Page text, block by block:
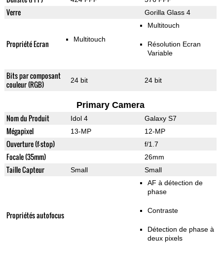
Verre Gorilla Glass 4
Propriété Ecran Multitouch
Multitouch
Résolution Ecran
Variable
Bits par composant
couleur (RGB)
24 bit 24 bit
Primary Camera
Nom du Produit Idol 4 Galaxy S7
Mégapixel 13-MP 12-MP
Ouverture (f-stop) f/1.7
Focale (35mm) 26mm
Taille Capteur Small Small
Propriétés autofocus
AF à détection de
phase
Contraste
Détection de phase à
deux pixels